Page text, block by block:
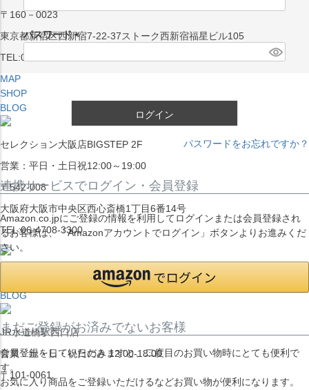
〒160－0023
東京都新宿区西新宿7-22-37ストーク西新宿福星ビル105
TEL:03-5338-7231
MAP
SHOP
BLOG
セレクション大阪店BIGSTEP 2F
営業：平日・土日祝12:00～19:00
〒542-008
大阪府大阪市中央区西心斎橋1丁目6番14号
TEL:06-4708-3300
MAP
BLOG
JR水道橋駅西口店
営業：土・日・祝日のみ 12:00-18:00
〒101-0061
須
)
パスワード
ログイン
パスワードをお忘れですか？
連携サービスでログイン・会員登録
Amazon.co.jpにご登録の情報を利用してログインまたは会員登録され
るお客様は、「Amazonアカウントでログイン」ボタンよりお進みくだ
さい。
まだご登録がお済みでないお客様
会員登録をしていただきますと、二度目のお買い物時にとても便利で
す。
お気に入り商品をご登録いただけるなどお買い物が便利になります。